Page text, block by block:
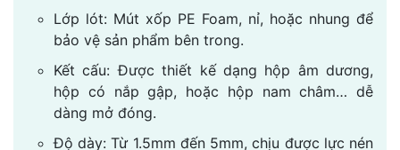
Lớp lót: Mút xốp PE Foam, nỉ, hoặc nhung để
bảo vệ sản phẩm bên trong.
Kết cấu: Được thiết kế dạng hộp âm dương,
hộp có nắp gập, hoặc hộp nam châm… dễ
dàng mở đóng.
Độ dày: Từ 1.5mm đến 5mm, chịu được lực nén